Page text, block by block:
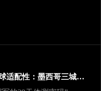
高海拔空气动力学与世界杯用球适配性：墨西哥三城实地验证研究